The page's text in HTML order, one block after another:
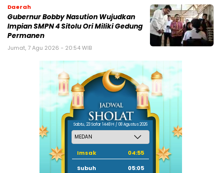
Daerah
Gubernur Bobby Nasution Wujudkan
Impian SMPN 4 Sitolu Ori Miliki Gedung
Permanen
Jumat, 7 Agu 2026 - 20:54 WIB
Sabtu, 23 Safar 1448 H / 08 Agustus 2026
Imsak
04:55
Subuh
05:05